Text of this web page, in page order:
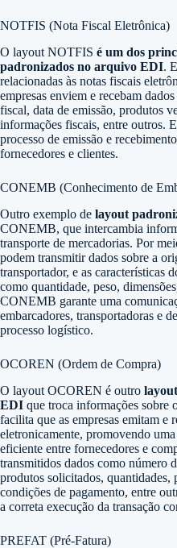
NOTFIS (Nota Fiscal Eletrônica)
O layout NOTFIS é um dos
padronizados no arquivo EDI.
relacionadas às notas fiscais
empresas enviem e recebam
fiscal, data de emissão, produtos
informações fiscais, entre outros.
processo de emissão e
fornecedores e clientes.
CONEMB (Conhecimento de
Outro exemplo de layout
CONEMB, que intercambia
transporte de mercadorias. Por
podem transmitir dados sobre a
transportador, e as características
como quantidade, peso,
CONEMB garante uma
embarcadores, transportadoras e
processo logístico.
OCOREN (Ordem de Compra)
O layout OCOREN é outro
EDI que troca informações sobre
facilita que as empresas emitam e
eletronicamente, promovendo
eficiente entre fornecedores e
transmitidos dados como número
produtos solicitados, quantidades,
condições de pagamento, entre
a correta execução da transação
PREFAT (Pré-Fatura)